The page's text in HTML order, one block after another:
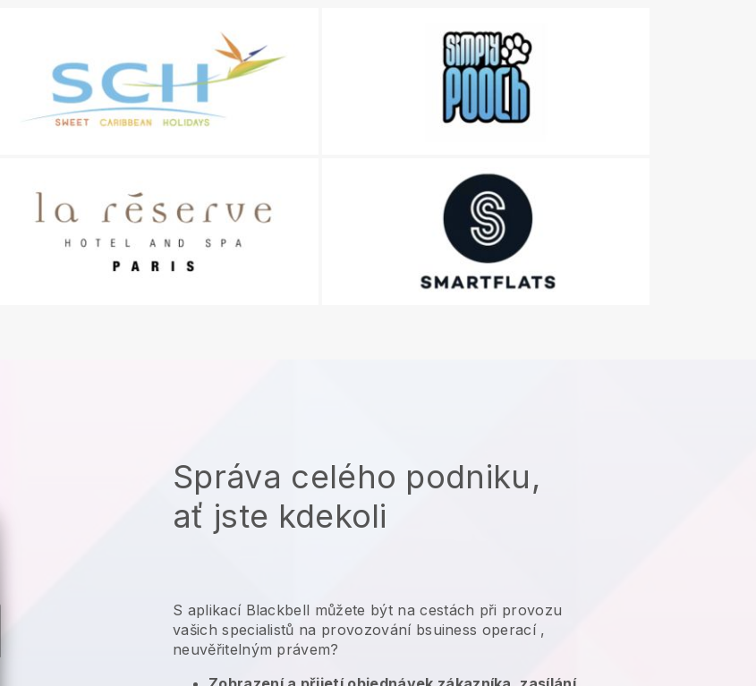
Správa celého podniku,
ať jste kdekoli
S aplikací Blackbell můžete být na cestách při provozu
vašich specialistů na provozování bsuiness operací,
neuvěřitelným právem?